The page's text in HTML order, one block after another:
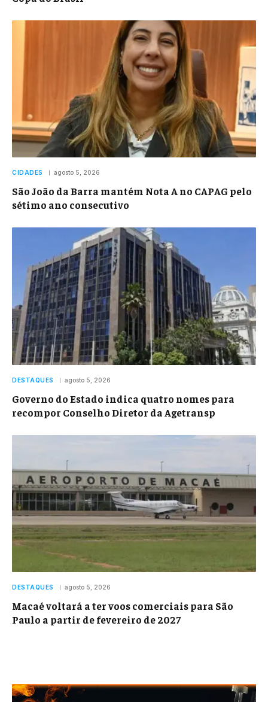
CIDADES agosto 5, 2026
São João da Barra mantém Nota A no CAPAG pelo
sétimo ano consecutivo
DESTAQUES agosto 5, 2026
Governo do Estado indica quatro nomes para
recompor Conselho Diretor da Agetransp
DESTAQUES agosto 5, 2026
Macaé voltará a ter voos comerciais para São
Paulo a partir de fevereiro de 2027